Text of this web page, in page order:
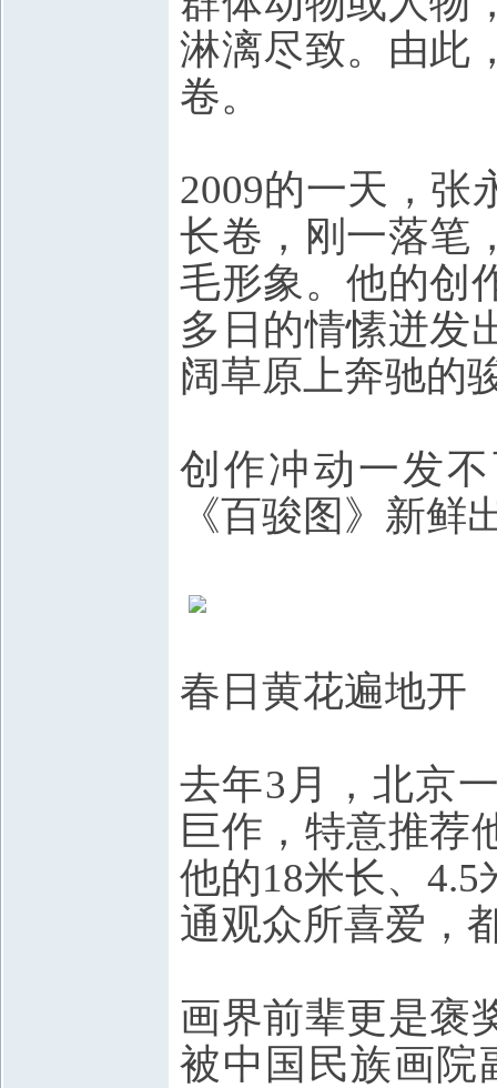
淋漓尽致。由此
卷。
2009的一天，张
长卷，刚一落笔
毛形象。他的创
多日的情愫迸发
阔草原上奔驰的
创作冲动一发
《百骏图》新鲜
春日黄花遍地开
去年3月，北京
巨作，特意推荐
他的18米长、
通观众所喜爱，
画界前辈更是褒
被中国民族画院